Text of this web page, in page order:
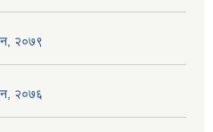
२०७९
२०७६